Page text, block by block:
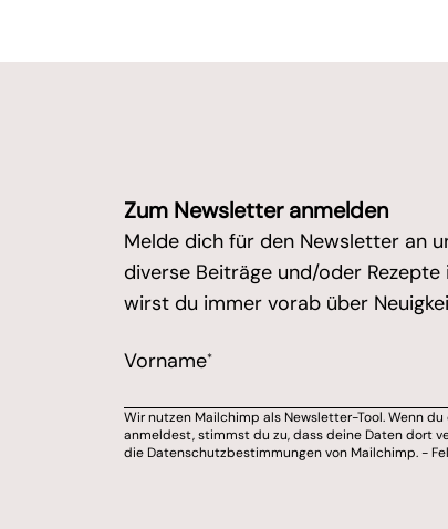
Zum Newsletter anmelden
Melde dich für den Newsletter an
diverse Beiträge und/oder
wirst du immer vorab über
Vorname*
Bitte wähle aus, über welchen
/* real people should not fill this
Wir nutzen Mailchimp als Newsletter-Tool. Wenn
anmeldest, stimmst du zu, dass deine Daten dort
die Datenschutzbestimmungen von Mailchimp. -